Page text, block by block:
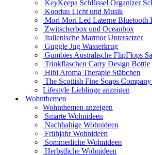
KeyKeepa Schlüssel Organizer
Kooduu Licht und Musik
Mori Mori Led Laterne Bluetooth
Zwitscherbox und Oceanbox
Italienische Marmor Untersetzer
Guggle Jug Wasserkrug
Gumbies Australische FlipFlops
Trinkflaschen Carry Design Bottle
Hibi Aroma Therapie Stäbchen
The Scottish Fine Soaps
Lifestyle Lieblinge anzeigen
Wohnthemen
Wohnthemen anzeigen
Smarte Wohnideen
Nachhaltige Wohnideen
Frühjahr Wohnideen
Sommerliche Wohnideen
Herbstliche Wohnideen